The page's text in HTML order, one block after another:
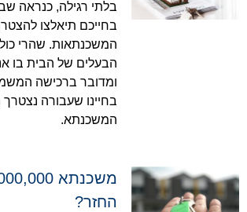
בלתי רגילה, כנראה
בחייכם תיאלצו
המשכנתאות. שהרי
הבעלים של הבית בו
ומדובר ברכישה
בחיינו שעבורה נצטרך
המשכנתא.
החזר?